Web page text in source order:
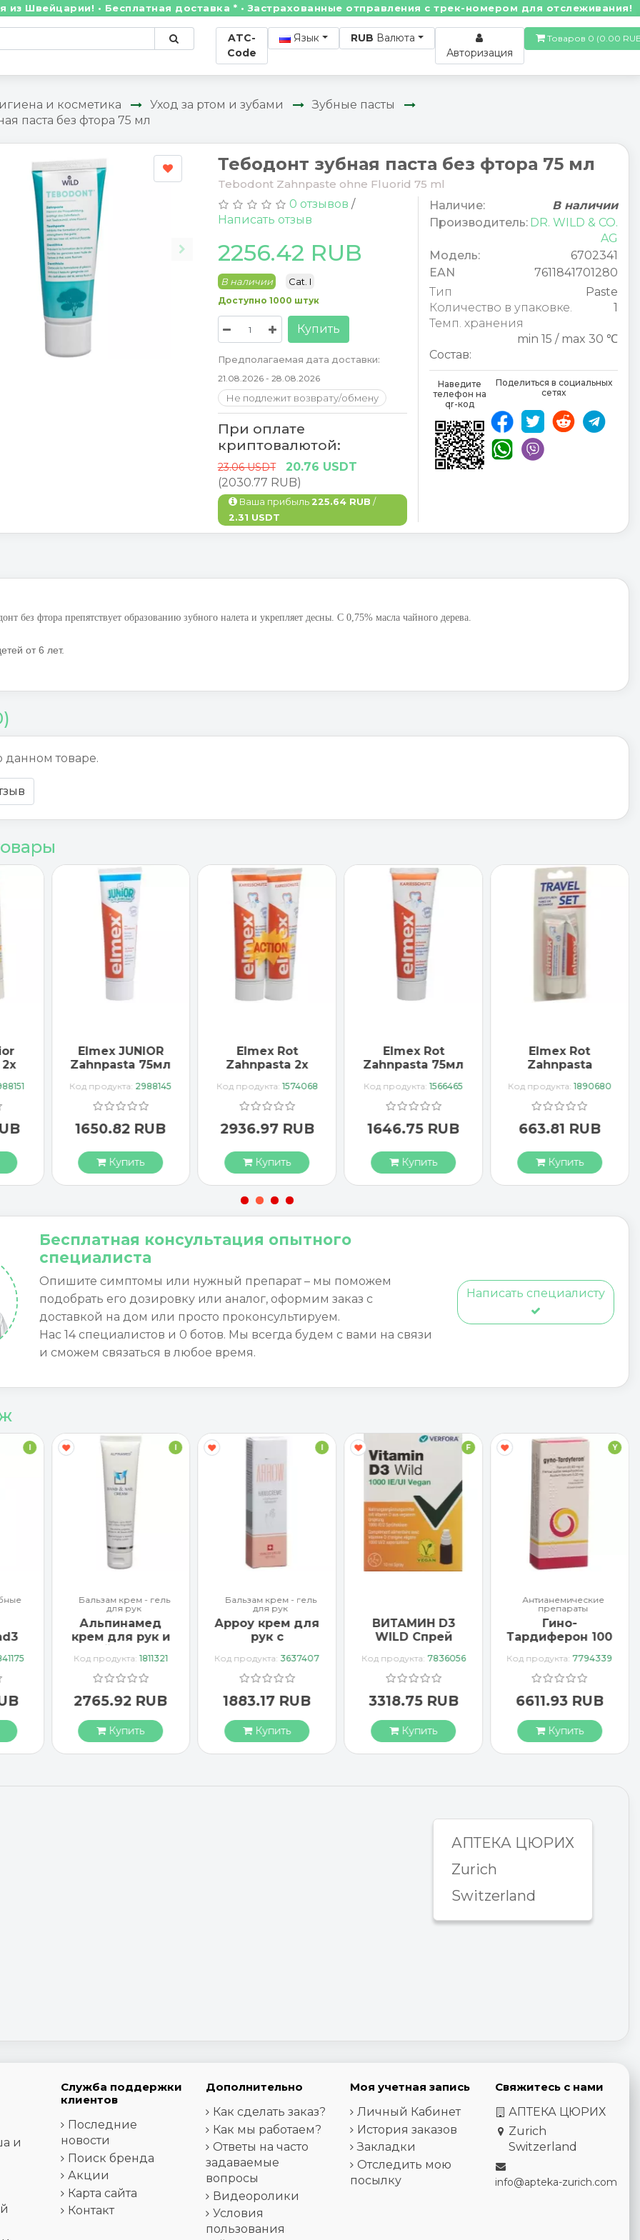
• Бесплатная доставка * • Застрахованные отправления с трек-номером для отслеживания! •
ATC-
Code
Язык RUB Валюта
Авторизация
Товаров 0
и косметика Уход за ртом и зубами
Зубные пасты
паста без фтора 75 мл
Тебодонт зубная паста без фтора 75 мл
Tebodont Zahnpaste ohne Fluorid 75 ml
0 отзывов /
Написать отзыв
2256.42 RUB
В наличии Cat. I
Доступно 1000 штук
Купить
Предполагаемая дата доставки:
21.08.2026 - 28.08.2026
Не подлежит возврату/обмену
При оплате
криптовалютой:
23.06 USDT
20.76 USDT
(2030.77 RUB)
Ваша прибыль 225.64 RUB /
2.31 USDT
Наличие:
В наличии
Производитель: DR. WILD & CO.
AG
Модель:
6702341
EAN
7611841701280
Тип
Paste
Количество в упаковке.
1
Темп. хранения
min 15 / max 30 ℃
Состав:
Наведите
телефон на
qr-код
Поделиться в социальных
сетях
без фтора препятствует образованию зубного налета и укрепляет десны. С 0,75% масла чайного дерева.
от 6 лет.
данном товаре.
Elmex Rot
Zahnpasta 2x
Код продукта:1574068
2936.97 RUB
Купить
Elmex Rot
Zahnpasta 75мл
Код продукта:1566465
1646.75 RUB
Купить
Elmex Rot
Zahnpasta
12мл
Код продукта: 1890680
663.81 RUB
Купить
Elmex Sensitive
Plus Zahnpasta
Код продукта:1574080
2936.97 RUB
Купить
Бесплатная консультация опытного
специалиста
Опишите симптомы или нужный препарат – мы поможем
подобрать его дозировку или аналог, оформим заказ с
доставкой на дом или просто проконсультируем.
Нас 14 специалистов и 0 ботов. Мы всегда будем с вами на связи
и сможем связаться в любое время.
Написать специалисту
I
и
мл
I
Бальзам крем - гель
для рук
Арроу крем для
рук с
маслом 65 мл
Код продукта:3637407
1883.17 RUB
Купить
F
ВИТАМИН D3
WILD Спрей
веганский
Код продукта:7836056
3318.75 RUB
Купить
Y
Гино-
Тардиферон 100
Код продукта: 7794339
6611.93 RUB
Купить
F
Кайа гель для
диафрагмы 60 г
Код продукта:7823035
4330.86 RUB
Купить
АПТЕКА ЦЮРИХ
Zurich
Switzerland
и
Служба поддержки
клиентов
Последние
новости
Поиск бренда
Акции
Карта сайта
Контакт
Дополнительно
Как сделать заказ?
Как мы работаем?
Ответы на часто
задаваемые
вопросы
Видеоролики
Условия
пользования
Моя учетная запись
Личный Кабинет
История заказов
Закладки
Отследить мою
посылку
Свяжитесь с нами
АПТЕКА ЦЮРИХ
Zurich
Switzerland
info@apteka-zurich.com